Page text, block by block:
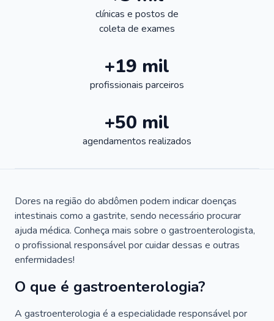
clínicas e postos de
coleta de exames
+19 mil
profissionais parceiros
+50 mil
agendamentos realizados
Dores na região do abdômen podem indicar doenças
intestinais como a gastrite, sendo necessário procurar
ajuda médica. Conheça mais sobre o gastroenterologista,
o profissional responsável por cuidar dessas e outras
enfermidades!
O que é gastroenterologia?
A gastroenterologia é a especialidade responsável por